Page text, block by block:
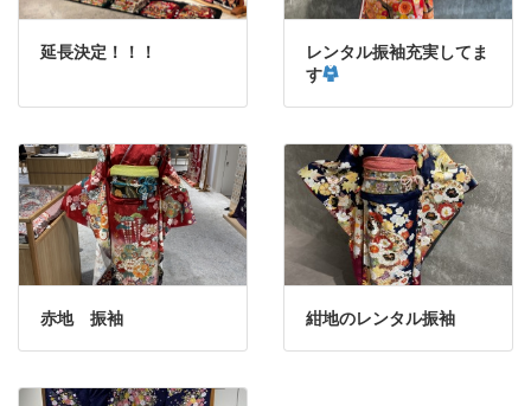
延長決定！！！
レンタル振袖充実してま
す
赤地 振袖 紺地のレンタル振袖